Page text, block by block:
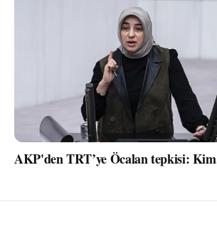
AKP'den TRT’ye Öcalan tepkisi: